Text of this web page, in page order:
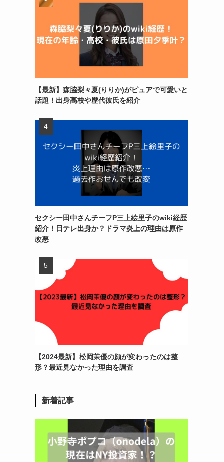
【最新】森脇梨々夏(りりか)がピュアで可愛いと
話題！出身高校や歴代彼氏を紹介
セクシー田中さんチーフP三上絵里子のwiki経歴
紹介！日テレ出身か？ドラマ炎上の理由は原作
改悪
【2024最新】松岡茉優の顔が変わったのは整
形？最近見なかった理由を調査
新着記事